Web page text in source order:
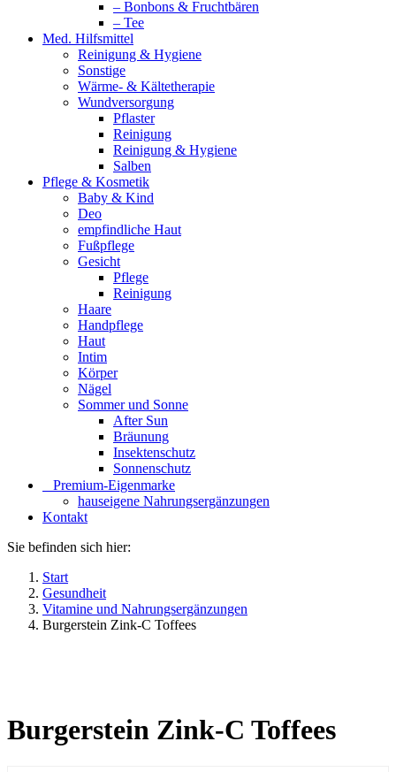
– Bonbons & Fruchtbären
– Tee
Med. Hilfsmittel
Reinigung & Hygiene
Sonstige
Wärme- & Kältetherapie
Wundversorgung
Pflaster
Reinigung
Reinigung & Hygiene
Salben
Pflege & Kosmetik
Baby & Kind
Deo
empfindliche Haut
Fußpflege
Gesicht
Pflege
Reinigung
Haare
Handpflege
Haut
Intim
Körper
Nägel
Sommer und Sonne
After Sun
Bräunung
Insektenschutz
Sonnenschutz
⠀​Premium-Eigenmarke
hauseigene Nahrungsergänzungen
Kontakt
Sie befinden sich hier:
Start
Gesundheit
Vitamine und Nahrungsergänzungen
Burgerstein Zink-C Toffees
Burgerstein Zink-C Toffees